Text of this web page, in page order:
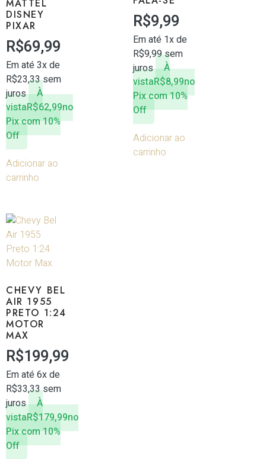
MATTEL
DISNEY
PIXAR
R$69,99
Em até 3x de
R$23,33sem
juros
À
vistaR$62,99no
Pix com 10%
Off
Adicionar ao
carrinho
R$9,99
Em até 1x de
R$9,99sem
juros
À
vistaR$8,99no
Pix com 10%
Off
Adicionar ao
carrinho
CHEVY BEL
AIR 1955
PRETO 1:24
MOTOR
MAX
R$199,99
Em até 6x de
R$33,33sem
juros
À
vistaR$179,99no
Pix com 10%
Off